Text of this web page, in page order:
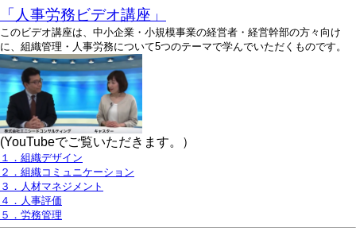
「人事労務ビデオ講座」
このビデオ講座は、中小企業・小規模事業の経営者・経営幹部の方々向け
に、組織管理・人事労務について5つのテーマで学んでいただくものです。
(YouTubeでご覧いただきます。）
１．組織デザイン
２．組織コミュニケーション
３．人材マネジメント
４．人事評価
５．労務管理